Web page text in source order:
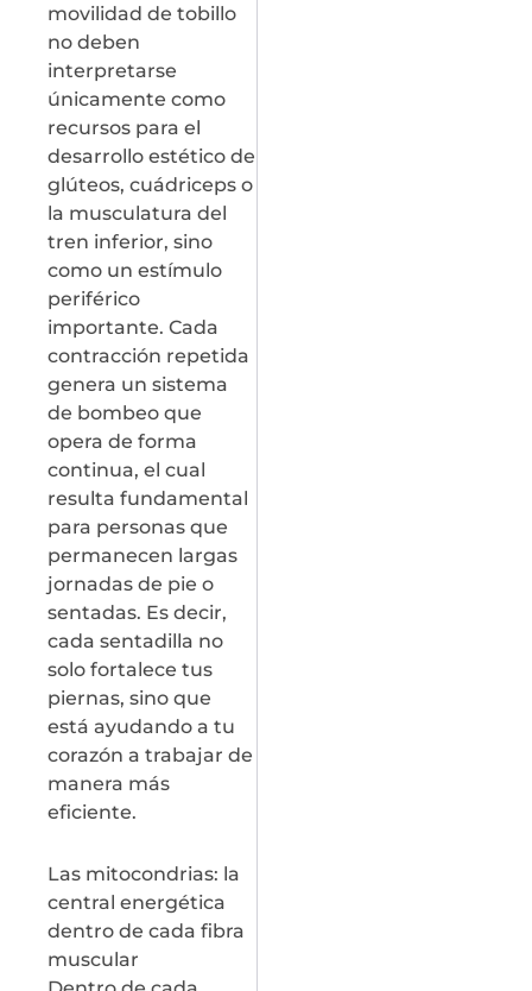
movilidad de tobillo
no deben
interpretarse
únicamente como
recursos para el
desarrollo estético de
glúteos, cuádriceps o
la musculatura del
tren inferior, sino
como un estímulo
periférico
importante. Cada
contracción repetida
genera un sistema
de bombeo que
opera de forma
continua, el cual
resulta fundamental
para personas que
permanecen largas
jornadas de pie o
sentadas. Es decir,
cada sentadilla no
solo fortalece tus
piernas, sino que
está ayudando a tu
corazón a trabajar de
manera más
eficiente.
Las mitocondrias: la
central energética
dentro de cada fibra
muscular